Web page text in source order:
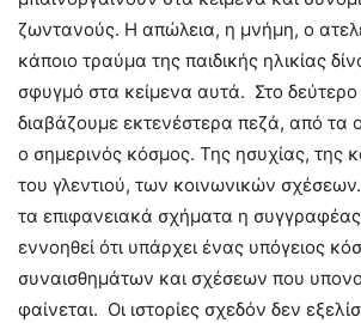
ζωντανούς. Η απώλεια, η μνήμη, ο
κάποιο τραύμα της παιδικής ηλικίας
σφυγμό στα κείμενα αυτά. Στο
διαβάζουμε εκτενέστερα πεζά, από τα
ο σημερινός κόσμος. Της ησυχίας, της
του γλεντιού, των κοινωνικών
τα επιφανειακά σχήματα η
εννοηθεί ότι υπάρχει ένας υπόγειος
συναισθημάτων και σχέσεων που
φαίνεται. Οι ιστορίες σχεδόν δεν